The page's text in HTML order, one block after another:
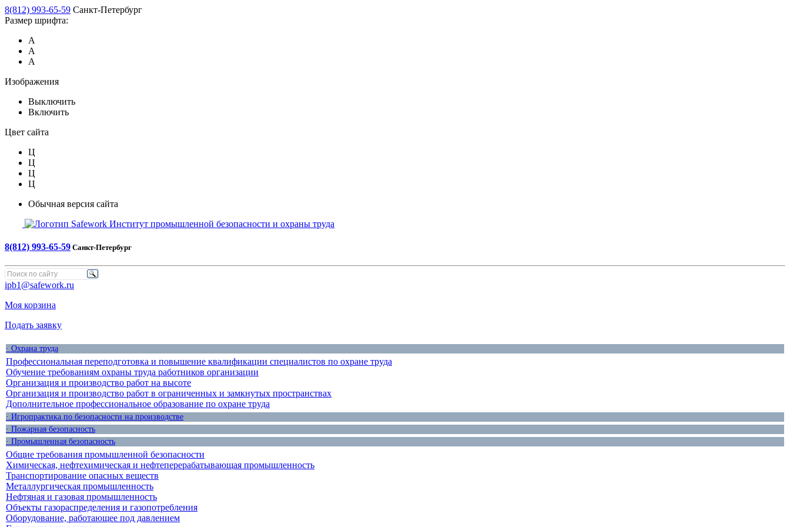
8(812) 993-65-59 Санкт-Петербург
Размер шрифта:
А
А
А
Изображения
Выключить
Включить
Цвет сайта
Ц
Ц
Ц
Ц
Обычная версия сайта
Safework Институт промышленной безопасности и охраны труда
8(812) 993-65-59 Санкт-Петербург
ipb1@safework.ru
Моя корзина
Подать заявку
· Охрана труда
Профессиональная переподготовка и повышение квалификации специалистов по охране труда
Обучение требованиям охраны труда работников организации
Организация и производство работ на высоте
Организация и производство работ в ограниченных и замкнутых пространствах
Дополнительное профессиональное образование по охране труда
· Игропрактика по безопасности на производстве
· Пожарная безопасность
· Промышленная безопасность
Общие требования промышленной безопасности
Химическая, нефтехимическая и нефтеперерабатывающая промышленность
Транспортирование опасных веществ
Металлургическая промышленность
Нефтяная и газовая промышленность
Объекты газораспределения и газопотребления
Оборудование, работающее под давлением